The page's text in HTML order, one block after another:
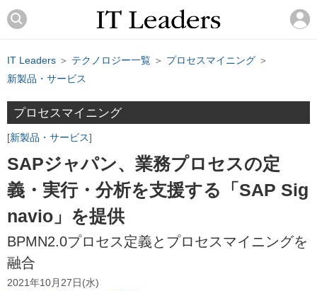
IT Leaders ＞ テクノロジー一覧 ＞ プロセスマイニング ＞
新製品・サービス
プロセスマイニング
新製品・サービス
SAPジャパン、業務プロセスの定
義・実行・分析を支援する「SAP Sig
navio」を提供
BPMN2.0プロセス定義とプロセスマイニングを
融合
2021年10月27日(水)